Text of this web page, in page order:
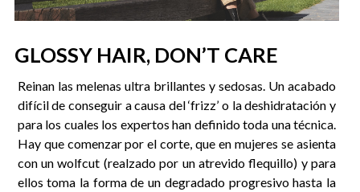
GLOSSY HAIR, DON’T CARE
Reinan las melenas ultra brillantes y sedosas. Un acabado
difícil de conseguir a causa del ‘frizz’ o la deshidratación y
para los cuales los expertos han definido toda una técnica.
Hay que comenzar por el corte, que en mujeres se asienta
con un wolfcut (realzado por un atrevido flequillo) y para
ellos toma la forma de un degradado progresivo hasta la